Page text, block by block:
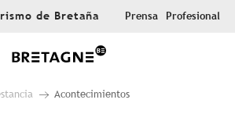
de Bretaña Prensa Profesional
Acontecimientos